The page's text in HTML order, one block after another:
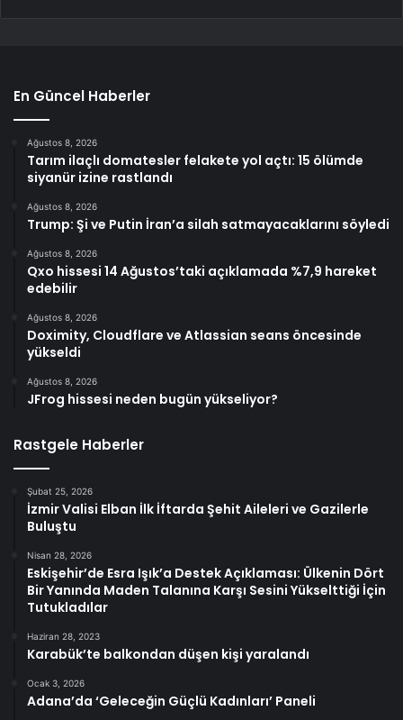
En Güncel Haberler
Ağustos 8, 2026
Tarım ilaçlı domatesler felakete yol açtı: 15 ölümde
siyanür izine rastlandı
Ağustos 8, 2026
Trump: Şi ve Putin İran’a silah satmayacaklarını söyledi
Ağustos 8, 2026
Qxo hissesi 14 Ağustos’taki açıklamada %7,9 hareket
edebilir
Ağustos 8, 2026
Doximity, Cloudflare ve Atlassian seans öncesinde
yükseldi
Ağustos 8, 2026
JFrog hissesi neden bugün yükseliyor?
Rastgele Haberler
Şubat 25, 2026
İzmir Valisi Elban İlk İftarda Şehit Aileleri ve Gazilerle
Buluştu
Nisan 28, 2026
Eskişehir’de Esra Işık’a Destek Açıklaması: Ülkenin Dört
Bir Yanında Maden Talanına Karşı Sesini Yükselttiği İçin
Tutukladılar
Haziran 28, 2023
Karabük’te balkondan düşen kişi yaralandı
Ocak 3, 2026
Adana’da ‘Geleceğin Güçlü Kadınları’ Paneli